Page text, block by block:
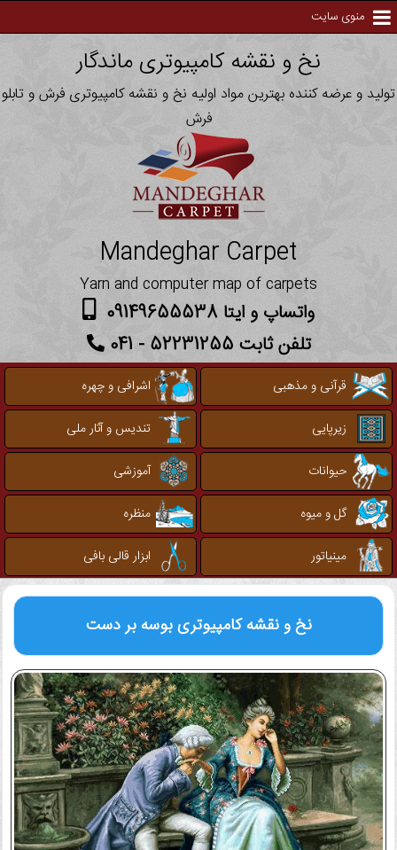
منوی سایت
نخ و نقشه کامپیوتری ماندگار
تولید و عرضه کننده بهترین مواد اولیه نخ و نقشه کامپیوتری فرش و تابلو
فرش
Mandeghar Carpet
Yarn and computer map of carpets
واتساپ و ایتا 09149655538
تلفن ثابت 52231255 - 041
قرآنی و مذهبی
اشرافی و چهره
زیرپایی
تندیس و آثار ملی
حیوانات
آموزشی
گل و میوه
منظره
مینیاتور
ابزار قالی بافی
نخ و نقشه کامپیوتریبوسه بر دست